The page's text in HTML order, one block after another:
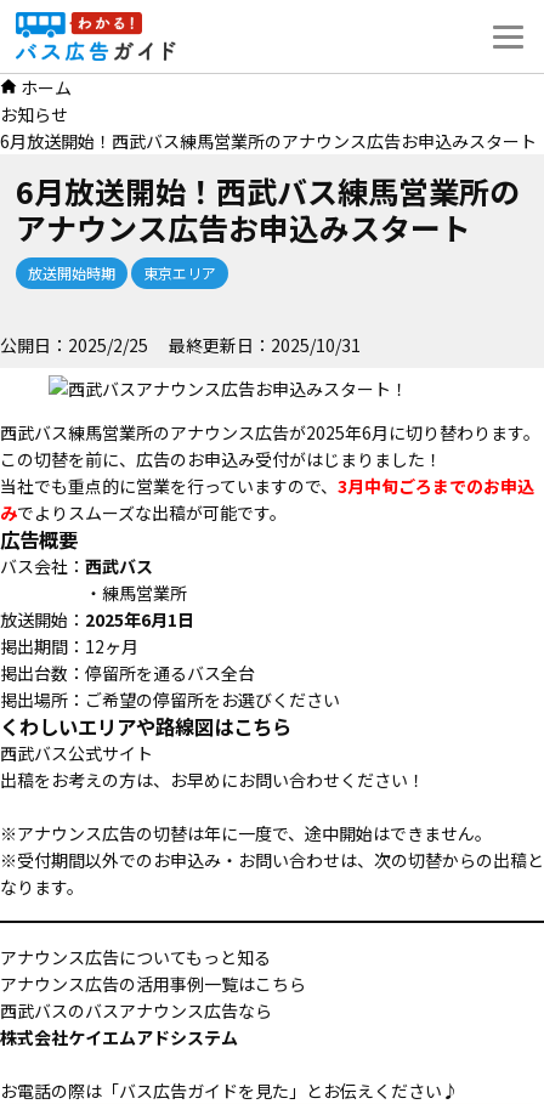
ン
ツ
へ
ホーム
お知らせ
6月放送開始！西武バス練馬営業所のアナウンス広告お申込みスタート
6月放送開始！西武バス練馬営業所の
アナウンス広告お申込みスタート
放送開始時期 東京エリア
公開日： 2025/2/25 最終更新日： 2025/10/31
西武バス練馬営業所のアナウンス広告が2025年6月に切り替わります。
この切替を前に、広告のお申込み受付がはじまりました！
当社でも重点的に営業を行っていますので、 3月中旬ごろまでのお申込
みでよりスムーズな出稿が可能です。
広告概要
バス会社： 西武バス
・練馬営業所
放送開始： 2025年6月1日
掲出期間：12ヶ月
掲出台数：停留所を通るバス全台
掲出場所：ご希望の停留所をお選びください
くわしいエリアや路線図はこちら
西武バス公式サイト
出稿をお考えの方は、お早めにお問い合わせください！
※アナウンス広告の切替は年に一度で、途中開始はできません。
※受付期間以外でのお申込み・お問い合わせは、次の切替からの出稿と
なります。
アナウンス広告についてもっと知る
アナウンス広告の活用事例一覧はこちら
西武バスのバスアナウンス広告なら
株式会社ケイエムアドシステム
お電話の際は「バス広告ガイドを見た」とお伝えください♪